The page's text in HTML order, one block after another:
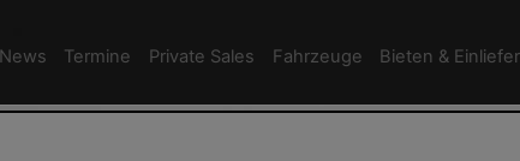
News Termine Private Sales Fahrzeuge Bieten &